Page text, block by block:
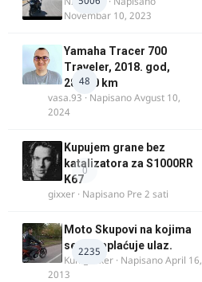
Novembar 10, 2023
48
Yamaha Tracer 700
Traveler, 2018. god,
28.100 km
vasa.93 · NapisanoAvgust 10,
2024
0
Kupujem grane bez
katalizatora za S1000RR
K67
gixxer · Napisano Pre 2 sati
2235
Moto Skupovi na kojima
se ne naplaćuje ulaz.
Kum_Mixer · NapisanoApril 16,
2013